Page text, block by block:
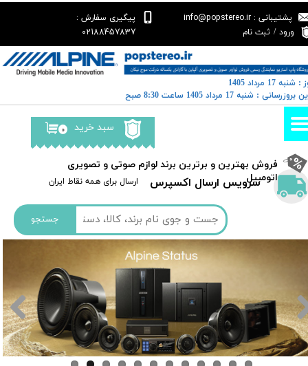
جستجو
سرویس ارسال اکسپرس ​​ارسال برای همه نقاط ایران
پشتیبانی : info@popstereo.ir
پیگیری سفارش :
02188457837
ورود / ثبت نام
حساب کاربری من
تغییر گذر واژه
سفارشات
خروج از حساب کاربری
۰ سبد خرید
​فروش بهترین و برترین برند لوازم صوتی و تصویری
اتومبیل​​​​​​​
17 مرداد 1405
: شنبه 17 مرداد 1405 ساعت 8:30 صبح